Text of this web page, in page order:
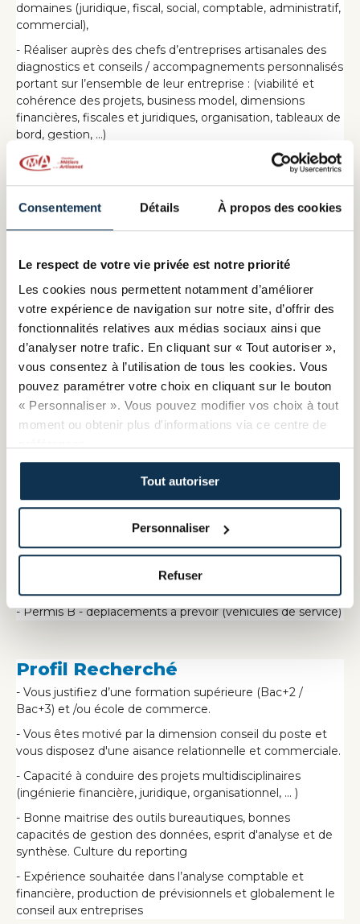
Consentement Détails À propos des cookies
Le respect de votre vie privée est notre priorité
Les cookies nous permettent notamment d’améliorer
votre expérience de navigation sur notre site, d’offrir des
fonctionnalités relatives aux médias sociaux ainsi que
d’analyser notre trafic. En cliquant sur « Tout autoriser »,
vous consentez à l’utilisation de tous les cookies. Vous
pouvez paramétrer votre choix en cliquant sur le bouton
« Personnaliser ». Vous pouvez modifier vos choix à tout
moment ou obtenir plus d'informations via ce centre de
Tout autoriser
Personnaliser
Refuser
domaines (juridique, fiscal, social, comptable, administratif,
commercial),
- Réaliser auprès des chefs d’entreprises artisanales des
diagnostics et conseils / accompagnements personnalisés
portant sur l’ensemble de leur entreprise : (viabilité et
cohérence des projets, business model, dimensions
financières, fiscales et juridiques, organisation, tableaux de
bord, gestion, …)
- Elaborer des prévisionnels financiers et formaliser les
dossiers de financement ou de demandes d’aides et mise
ou publics
- Promouvoir, prescrire l’offre de services de la CMANA64
prospection en lien avec les objectifs du service.
Animation collective et de formation
- Animer des opérations de sensibilisation (réunions
d’information, salons, forums).
- Animer des sessions de formations (qualifiantes ou
chefs d’entreprises en particulier sur les thématiques de
l’entrepreneuriat, comptabilité - gestion - analyse
financière
- Le cas échéant concevoir et réaliser des outils,
- Temps de travail hebdomadaire : 37H30 sur de 4,5 jours
ou en alterné 4 jours / 5 jours - Télétravail possible
- Rémunération 29 848 € brut sur 13 mois
- Permis B - déplacements à prévoir (véhicules de service)
Profil Recherché
- Vous justifiez d’une formation supérieure (Bac+2 /
Bac+3) et /ou école de commerce.
- Vous êtes motivé par la dimension conseil du poste et
vous disposez d'une aisance relationnelle et commerciale.
- Capacité à conduire des projets multidisciplinaires
(ingénierie financière, juridique, organisationnel, ... )
- Bonne maitrise des outils bureautiques, bonnes
capacités de gestion des données, esprit d'analyse et de
synthèse. Culture du reporting
- Expérience souhaitée dans l’analyse comptable et
financière, production de prévisionnels et globalement le
conseil aux entreprises